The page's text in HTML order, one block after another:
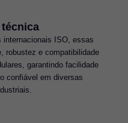
internacionais ISO, essas
robustez e compatibilidade
garantindo facilidade
confiável em diversas